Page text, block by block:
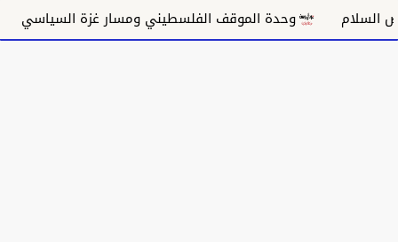
وحدة الموقف الفلسطيني ومسار غزة السياسي مكانة